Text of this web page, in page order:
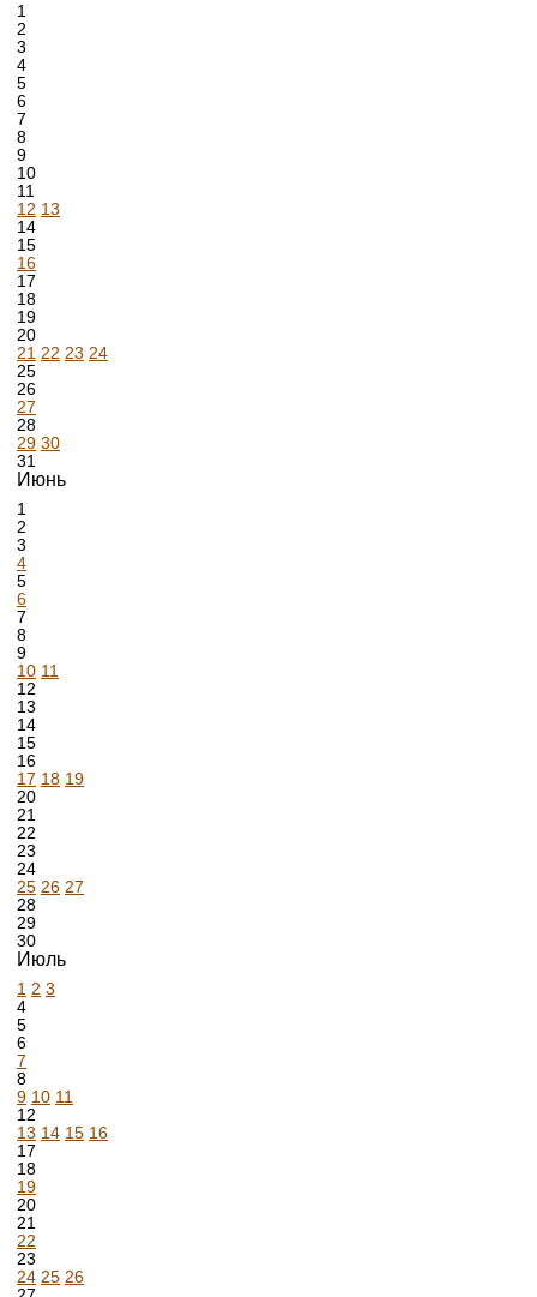
1
2
3
4
5
6
7
8
9
10
11
12 13
14
15
16
17
18
19
20
21 22 23 24
25
26
27
28
29 30
31
Июнь
1
2
3
4
5
6
7
8
9
10 11
12
13
14
15
16
17 18 19
20
21
22
23
24
25 26 27
28
29
30
Июль
1 2 3
4
5
6
7
8
9 10 11
12
13 14 15 16
17
18
19
20
21
22
23
24 25 26